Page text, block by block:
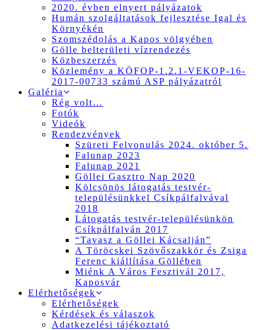
2020. évben elnyert pályázatok
Humán szolgáltatások fejlesztése Igal és
Környékén
Szomszédolás a Kapos völgyében
Gölle belterületi vízrendezés
Közbeszerzés
Közlemény a KÖFOP-1.2.1-VEKOP-16-
2017-00733 számú ASP pályázatról
Galéria
Rég volt…
Fotók
Videók
Rendezvények
Szüreti Felvonulás 2024. október 5.
Falunap 2023
Falunap 2021
Göllei Gasztro Nap 2020
Kölcsönös látogatás testvér-
településünkkel Csíkpálfalvával
2018
Látogatás testvér-településünkön
Csíkpálfalván 2017
“Tavasz a Göllei Kácsalján”
A Töröcskei Szövőszakkör és Zsiga
Ferenc kiállítása Göllében
Miénk A Város Fesztivál 2017,
Kaposvár
Elérhetőségek
Elérhetőségek
Kérdések és válaszok
Adatkezelési tájékoztató